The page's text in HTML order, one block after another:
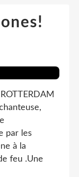
par les
à la
feu .Une